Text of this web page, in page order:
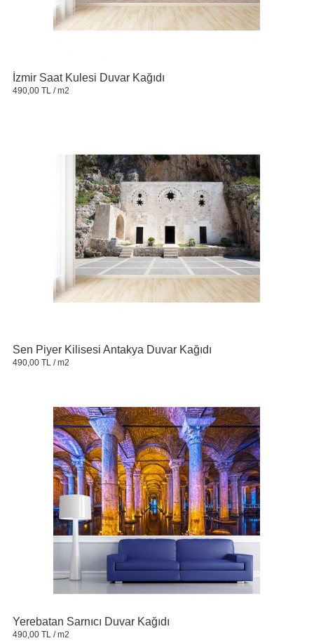
İzmir Saat Kulesi Duvar Kağıdı
490,00 TL / m2
Sen Piyer Kilisesi Antakya Duvar Kağıdı
490,00 TL / m2
Yerebatan Sarnıcı Duvar Kağıdı
490,00 TL / m2